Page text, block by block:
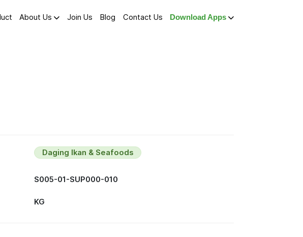
About Us Join Us Blog Contact Us Download Apps
Daging Ikan & Seafoods
S005-01-SUP000-010
KG